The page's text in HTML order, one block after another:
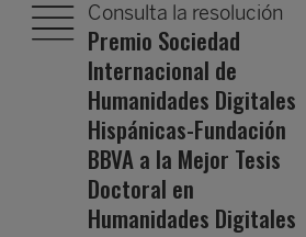
Consulta la resolución
Premio Sociedad
Internacional de
Humanidades Digitales
Hispánicas-Fundación
BBVA a la Mejor Tesis
Doctoral en
Humanidades Digitales